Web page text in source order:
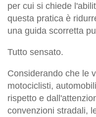
per cui si chiede
questa pratica è
una guida scorretta
Tutto sensato.
Considerando che le
motociclisti,
rispetto e
convenzioni stradali,